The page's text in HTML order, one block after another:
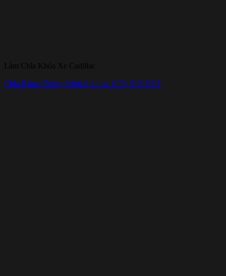
Làm Chìa Khóa Xe Cadillac
Chìa Khóa Thông Minh Cadillac CTS STS DTS